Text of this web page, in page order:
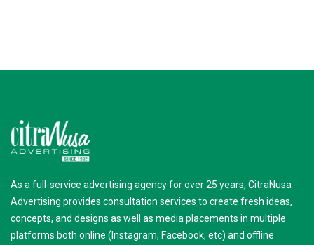
As a full-service advertising agency for over 25 years, CitraNusa
Advertising provides consultation services to create fresh ideas,
concepts, and designs as well as media placements in multiple
platforms both online (Instagram, Facebook, etc) and offline